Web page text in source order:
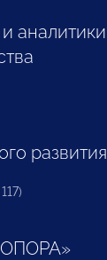
развития